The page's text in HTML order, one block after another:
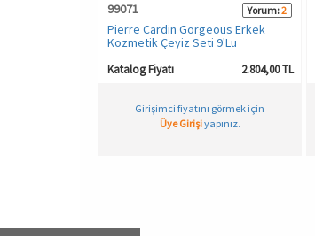
99071 Yorum:2
Pierre Cardin Gorgeous Erkek
Kozmetik Çeyiz Seti 9'Lu
Katalog Fiyatı 2.804,00 TL
Girişimci fiyatını görmek için
Üye Girişiyapınız.